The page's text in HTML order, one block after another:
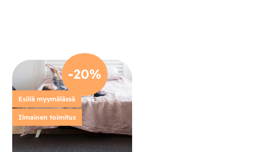
-20%
Esillä myymälässä
Ilmainen toimitus